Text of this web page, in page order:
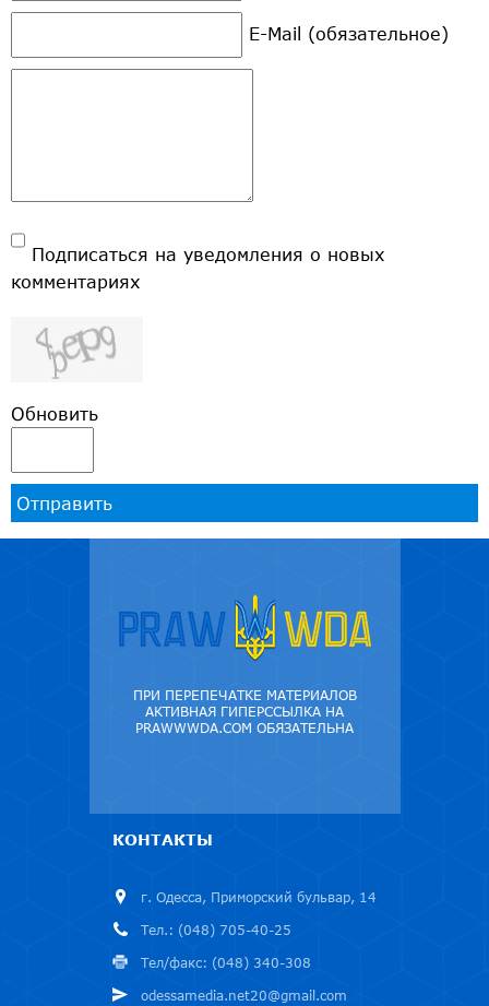
E-Mail (обязательное)
Подписаться на уведомления о новых
комментариях
Обновить
Отправить
ПРИ ПЕРЕПЕЧАТКЕ МАТЕРИАЛОВ
АКТИВНАЯ ГИПЕРССЫЛКА НА
PRAWWWDA.COM ОБЯЗАТЕЛЬНА
КОНТАКТЫ
г. Одесса, Приморский бульвар, 14
Тел.: (048) 705-40-25
Тел/факс: (048) 340-308
odessamedia.net20@gmail.com